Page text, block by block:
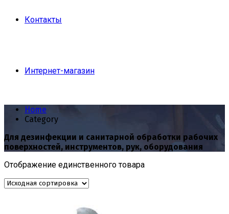
Контакты
Интернет-магазин
Home
Category
Для дезинфекции и санитарной обработки рабочих
поверхностей, инструментов, рук, оборудования
Отображение единственного товара